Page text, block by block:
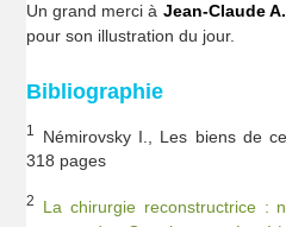
Un grand merci à Jean-Claude
pour son illustration du jour.
Bibliographie
1
Némirovsky I., Les biens de
318 pages
2
La chirurgie reconstructrice :